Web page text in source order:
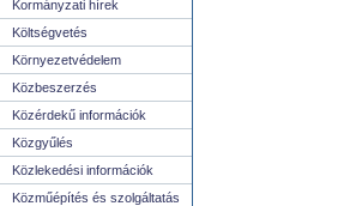
Kormányzati hírek
Költségvetés
Környezetvédelem
Közbeszerzés
Közérdekű információk
Közgyűlés
Közlekedési információk
Közműépítés és szolgáltatás